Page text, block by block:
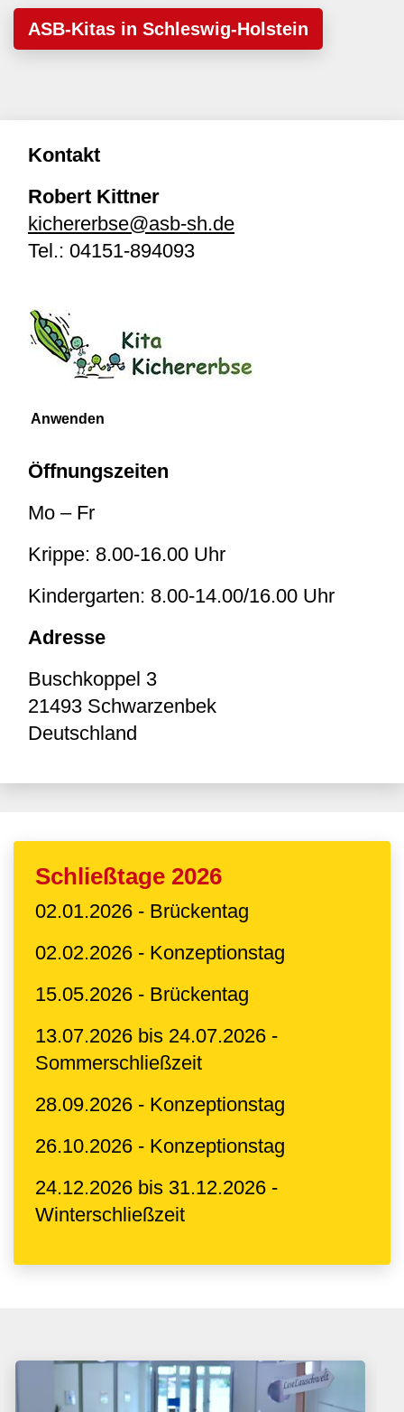
ASB-Kitas in Schleswig-Holstein
Kontakt
Robert Kittner
kichererbse@asb-sh.de
Tel.: 04151-894093
Öffnungszeiten
Mo – Fr
Krippe: 8.00-16.00 Uhr
Kindergarten: 8.00-14.00/16.00 Uhr
Adresse
Buschkoppel 3
21493 Schwarzenbek
Deutschland
Schließtage 2026
02.01.2026 - Brückentag
02.02.2026 - Konzeptionstag
15.05.2026 - Brückentag
13.07.2026 bis 24.07.2026 -
Sommerschließzeit
28.09.2026 - Konzeptionstag
26.10.2026 - Konzeptionstag
24.12.2026 bis 31.12.2026 -
Winterschließzeit